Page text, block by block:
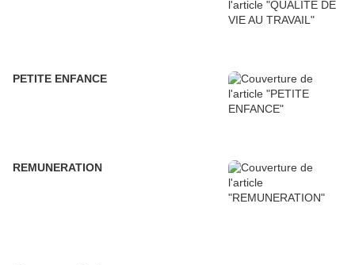
PETITE ENFANCE
REMUNERATION